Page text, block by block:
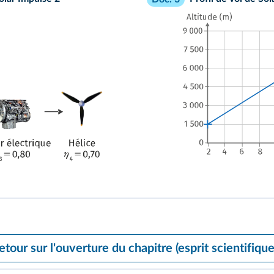
sur l'ouverture du chapitre (esprit